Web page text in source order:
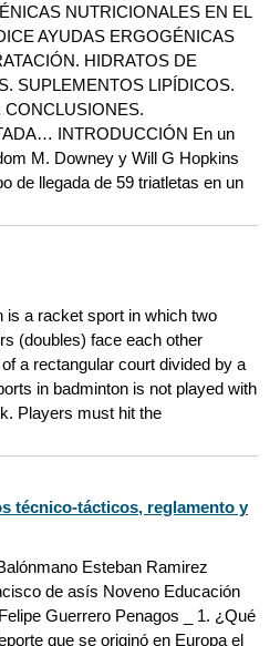
NUTRICIONALES EN EL
AYUDAS ERGOGÉNICAS
HIDRATOS DE
SUPLEMENTOS LIPÍDICOS.
INTRODUCCIÓN En un
M. Downey y Will G Hopkins
de llegada de 59 triatletas en un
is a racket sport in which two
(doubles) face each other
a rectangular court divided by a
in badminton is not played with
Players must hit the
técnico-tácticos, reglamento y
Esteban Ramirez
de asís Noveno Educación
Guerrero Penagos _ 1. ¿Qué
que se originó en Europa el